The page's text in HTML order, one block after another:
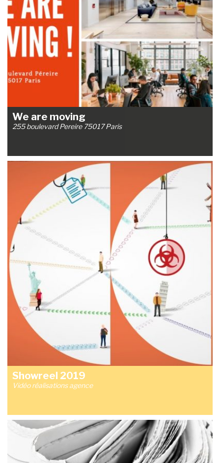
We are moving
255 boulevard Pereire 75017 Paris
Showreel 2019
Vidéo réalisations agence